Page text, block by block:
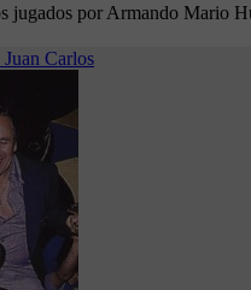
jugados por Armando Mario
Carlos